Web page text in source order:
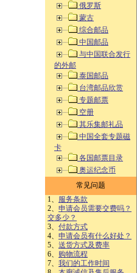
俄罗斯
蒙古
综合邮品
中国邮品
与中国联合发行
的外邮
泰国邮品
台湾邮品欣赏
专题邮票
空册
其乐集邮礼品
中国全套专题磁
卡
各国邮票目录
奥运纪念币
常见问题
1、 服务条款
2、 申请会员需要交费吗？
交多少？
3、 付款方式
4、 申请会员有什么好处？
5、 送货方式及费率
6、 购物流程
7、 我们的工作时间